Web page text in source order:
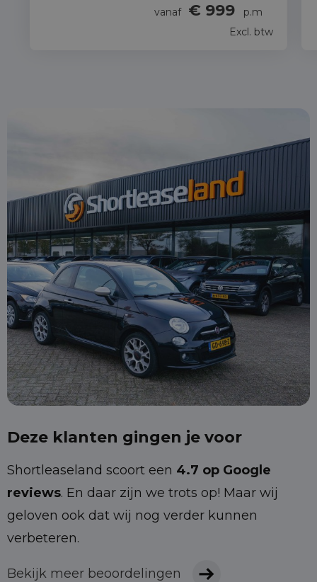
vanaf € 999
p.m
Excl. btw
Deze klanten gingen je voor
Shortleaseland scoort een 4.7 op Google
reviews. En daar zijn we trots op! Maar wij
geloven ook dat wij nog verder kunnen
verbeteren.
Bekijk meer beoordelingen